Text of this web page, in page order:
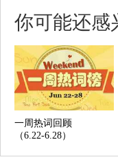
你可能还感
一周热词回顾
（6.22-6.28）